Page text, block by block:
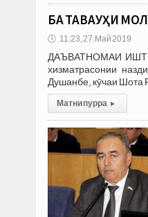
БА ТАВАҶҶУҲИ
🕔 11:23, 27.Май 2019
ДАЪВАТНОМАИ
хизматрасонии
Душанбе, кӯчаи Шота
Матни пурра ▸